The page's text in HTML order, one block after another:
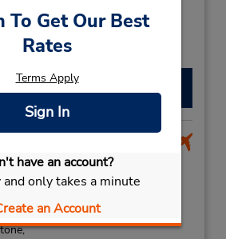
To Get Our Best
Rates
Terms Apply
Sign In
have an account?
and only takes a minute
an Account
llaves
una reservación
distancia
749728488